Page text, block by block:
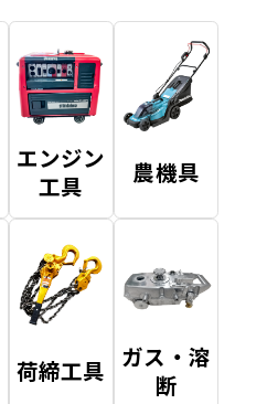
エンジン
工具
農機具
荷締工具
ガス・溶
断